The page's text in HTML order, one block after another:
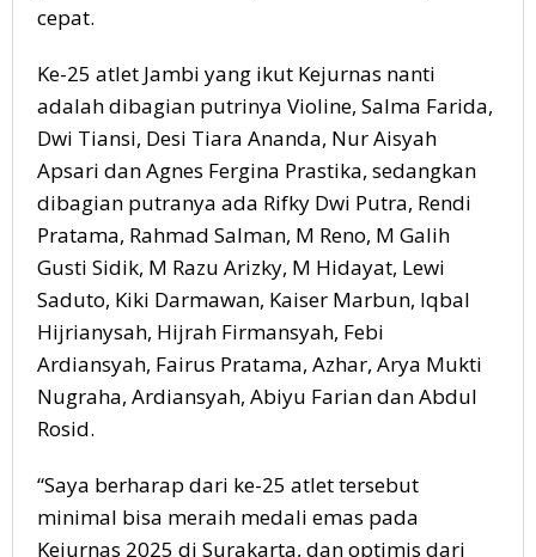
cepat.
Ke-25 atlet Jambi yang ikut Kejurnas nanti
adalah dibagian putrinya Violine, Salma Farida,
Dwi Tiansi, Desi Tiara Ananda, Nur Aisyah
Apsari dan Agnes Fergina Prastika, sedangkan
dibagian putranya ada Rifky Dwi Putra, Rendi
Pratama, Rahmad Salman, M Reno, M Galih
Gusti Sidik, M Razu Arizky, M Hidayat, Lewi
Saduto, Kiki Darmawan, Kaiser Marbun, Iqbal
Hijrianysah, Hijrah Firmansyah, Febi
Ardiansyah, Fairus Pratama, Azhar, Arya Mukti
Nugraha, Ardiansyah, Abiyu Farian dan Abdul
Rosid.
“Saya berharap dari ke-25 atlet tersebut
minimal bisa meraih medali emas pada
Kejurnas 2025 di Surakarta, dan optimis dari